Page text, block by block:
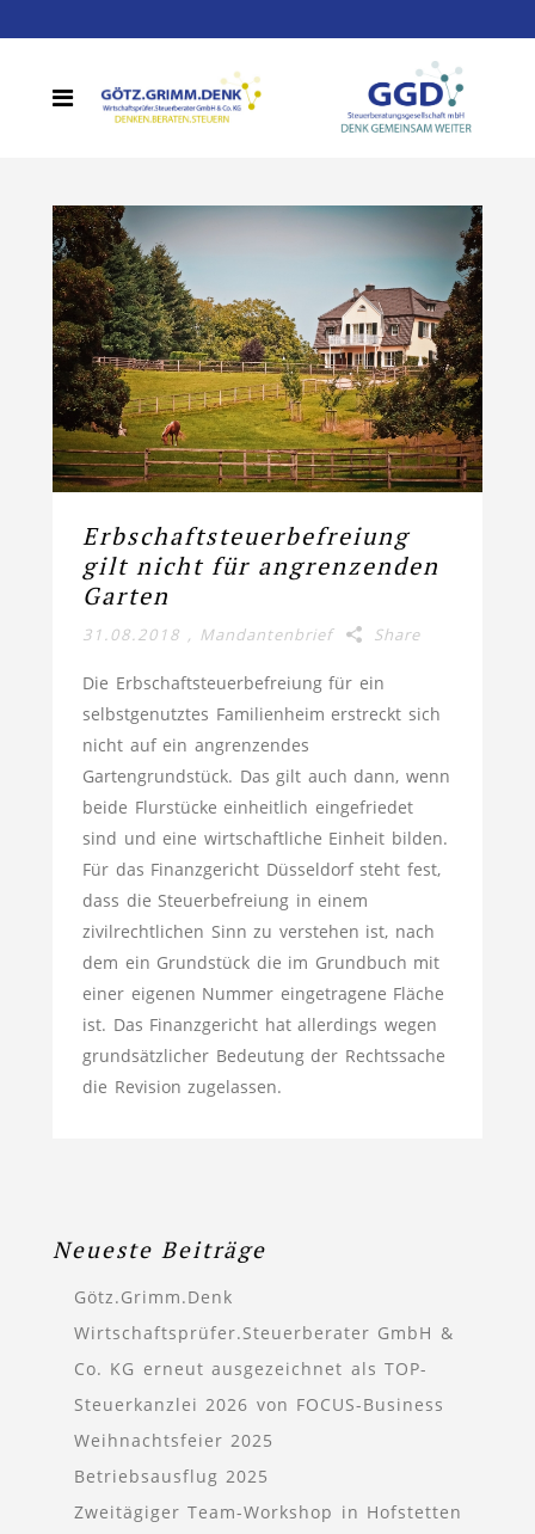
Erbschaftsteuerbefreiung
gilt nicht für angrenzenden
Garten
31.08.2018 , Mandantenbrief Share
Die Erbschaftsteuerbefreiung für ein
selbstgenutztes Familienheim erstreckt sich
nicht auf ein angrenzendes
Gartengrundstück. Das gilt auch dann, wenn
beide Flurstücke einheitlich eingefriedet
sind und eine wirtschaftliche Einheit bilden.
Für das Finanzgericht Düsseldorf steht fest,
dass die Steuerbefreiung in einem
zivilrechtlichen Sinn zu verstehen ist, nach
dem ein Grundstück die im Grundbuch mit
einer eigenen Nummer eingetragene Fläche
ist. Das Finanzgericht hat allerdings wegen
grundsätzlicher Bedeutung der Rechtssache
die Revision zugelassen.
Neueste Beiträge
Götz.Grimm.Denk
Wirtschaftsprüfer.Steuerberater GmbH &
Co. KG erneut ausgezeichnet als TOP-
Steuerkanzlei 2026 von FOCUS-Business
Weihnachtsfeier 2025
Betriebsausflug 2025
Zweitägiger Team-Workshop in Hofstetten